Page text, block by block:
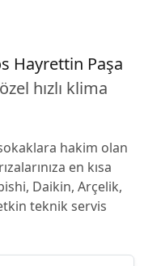
Hayrettin Paşa
hızlı klima
hakim olan
en kısa
Daikin, Arçelik,
teknik servis